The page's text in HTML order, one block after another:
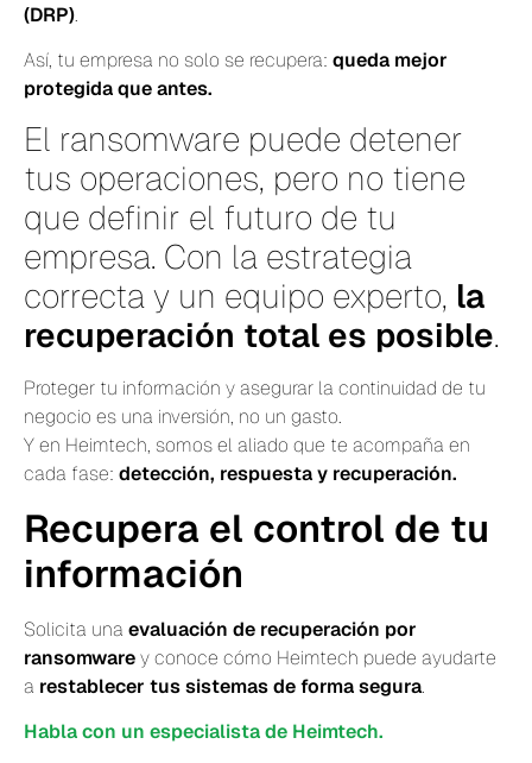
(DRP).
Así, tu empresa no solo se recupera: queda mejor
protegida que antes.
El ransomware puede detener
tus operaciones, pero no tiene
que definir el futuro de tu
empresa. Con la estrategia
correcta y un equipo experto, la
recuperación total es posible.
Proteger tu información y asegurar la continuidad de tu
negocio es una inversión, no un gasto.
Y en Heimtech, somos el aliado que te acompaña en
cada fase: detección, respuesta y recuperación.
Recupera el control de tu
información
Solicita una evaluación de recuperación por
ransomwarey conoce cómo Heimtech puede ayudarte
a restablecer tus sistemas de forma segura.
Habla con un especialista de Heimtech.